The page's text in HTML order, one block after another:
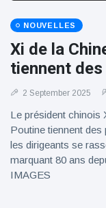
NOUVELLES
Xi de la
tiennent
2 September 2025
Le président chinois
Poutine tiennent
les dirigeants se
marquant 80 ans
IMAGES